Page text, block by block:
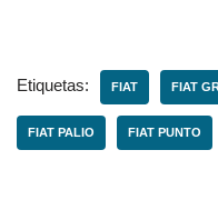
Etiquetas: FIAT FIAT
FIAT PALIO FIAT PUNTO